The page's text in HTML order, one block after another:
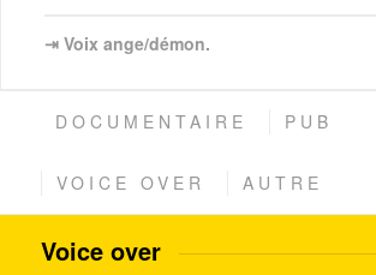
⇥ Voix ange/démon.
DOCUMENTAIRE PUB
VOICE OVER AUTRE
Voice over